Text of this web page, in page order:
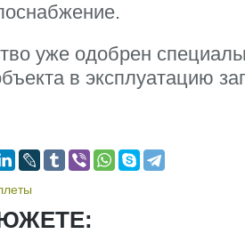
уже одобрен
в эксплуатацию